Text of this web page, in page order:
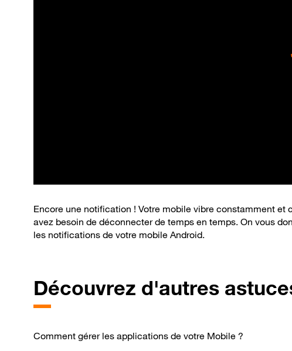
Encore une notification ! Votre mobile vibre constamment et
avez besoin de déconnecter de temps en temps. On vous
les notifications de votre mobile Android.
Découvrez d'autres
Comment gérer les applications de votre Mobile ?